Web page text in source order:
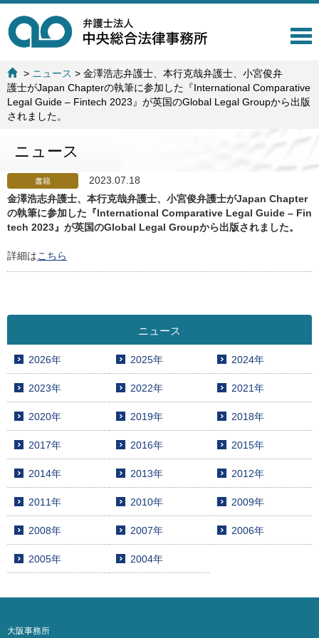
T
l
e
t
> ニュース >金澤浩志弁護士、本行克哉弁護士、小宮俊弁
護士がJapan Chapterの執筆に参加した『International Comparative
Legal Guide – Fintech 2023』が英国のGlobal Legal Groupから出版
されました。
ニュース
書籍
2023.07.18
金澤浩志弁護士、本行克哉弁護士、小宮俊弁護士がJapan Chapter
の執筆に参加した『International Comparative Legal Guide – Fin
tech 2023』が英国のGlobal Legal Groupから出版されました。
詳細はこちら
ニュース
2026年 2025年 2024年
2023年 2022年 2021年
2020年 2019年 2018年
2017年 2016年 2015年
2014年 2013年 2012年
2011年 2010年 2009年
2008年 2007年 2006年
2005年 2004年
大阪事務所